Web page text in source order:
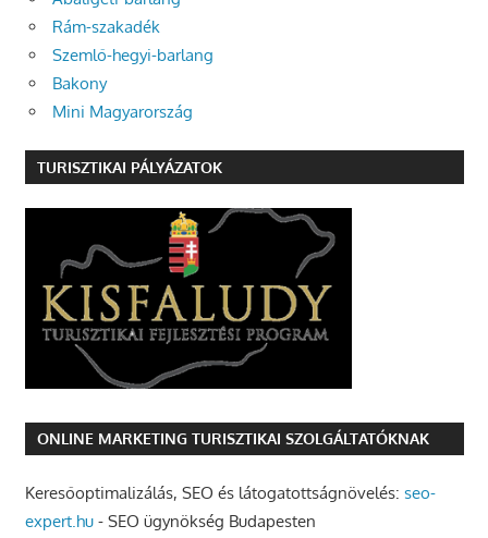
Rám-szakadék
Szemlő-hegyi-barlang
Bakony
Mini Magyarország
TURISZTIKAI PÁLYÁZATOK
ONLINE MARKETING TURISZTIKAI SZOLGÁLTATÓKNAK
Keresőoptimalizálás, SEO és látogatottságnövelés: seo-
expert.hu- SEO ügynökség Budapesten